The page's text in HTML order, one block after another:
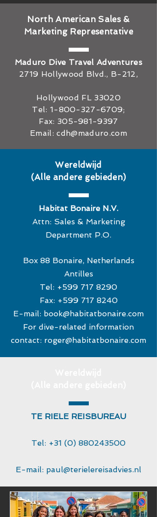
North American Sales &
Marketing Representative
Maduro Dive Travel Adventures
2719 Hollywood Blvd., B-212,
Hollywood FL 33020
Tel: 1-800-327-6709;
Fax: 305-981-9397
Email:cdh@maduro.com
Wereldwijd
(Alle andere gebieden)
Habitat Bonaire N.V.
Attn: Sales & Marketing
Department P.O.
Box 88 Bonaire, Netherlands
Antilles
Tel: +599 717 8290
Fax: +599 717 8240
E-mail: book@habitatbonaire.com
For dive-related information
contact: roger@habitatbonaire.com
TE RIELE REISBUREAU
Tel: +31 (0) 880243500
E-mail: paul@terielereisadvies.nl